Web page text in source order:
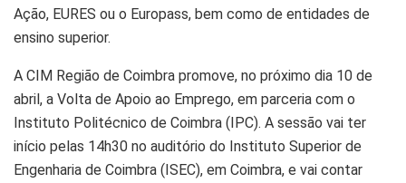
Ação, EURES ou o Europass, bem como de entidades de
ensino superior.
A CIM Região de Coimbra promove, no próximo dia 10 de
abril, a Volta de Apoio ao Emprego, em parceria com o
Instituto Politécnico de Coimbra (IPC). A sessão vai ter
início pelas 14h30 no auditório do Instituto Superior de
Engenharia de Coimbra (ISEC), em Coimbra, e vai contar